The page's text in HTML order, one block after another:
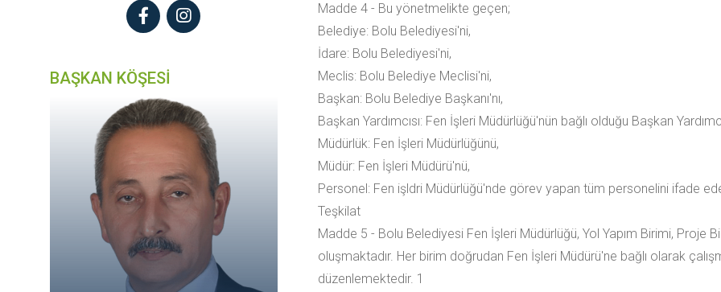
BAŞKAN KÖŞESİ
Madde 4 - Bu yönetmelikte geçen;
Belediye: Bolu Belediyesi'ni,
İdare: Bolu Belediyesi'ni,
Meclis: Bolu Belediye Meclisi'ni,
Başkan: Bolu Belediye Başkanı'nı,
Başkan Yardımcısı: Fen İşleri Müdürlüğü'nün bağlı olduğu Başkan
Müdürlük: Fen İşleri Müdürlüğünü,
Müdür: Fen İşleri Müdürü'nü,
Personel: Fen işldri Müdürlüğü'nde görev yapan tüm personelini ifade
Teşkilat
Madde 5 - Bolu Belediyesi Fen İşleri Müdürlüğü, Yol Yapım Birimi, Proje
oluşmaktadır. Her birim doğrudan Fen İşleri Müdürü'ne bağlı olarak
düzenlemektedir. 1